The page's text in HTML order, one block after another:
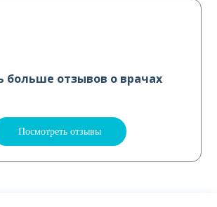
больше отзывов о врачах
Посмотреть отзывы